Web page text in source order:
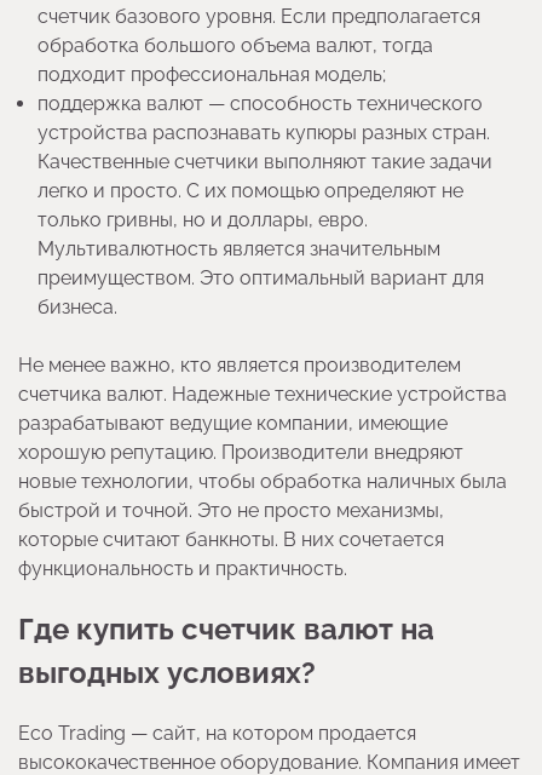
счетчик базового уровня. Если предполагается
обработка большого объема валют, тогда
подходит профессиональная модель;
поддержка валют — способность технического
устройства распознавать купюры разных стран.
Качественные счетчики выполняют такие задачи
легко и просто. С их помощью определяют не
только гривны, но и доллары, евро.
Мультивалютность является значительным
преимуществом. Это оптимальный вариант для
бизнеса.
Не менее важно, кто является производителем
счетчика валют. Надежные технические устройства
разрабатывают ведущие компании, имеющие
хорошую репутацию. Производители внедряют
новые технологии, чтобы обработка наличных была
быстрой и точной. Это не просто механизмы,
которые считают банкноты. В них сочетается
функциональность и практичность.
Где купить счетчик валют на
выгодных условиях?
Eco Trading — сайт, на котором продается
высококачественное оборудование. Компания имеет